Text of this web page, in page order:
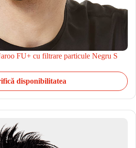
FU+ cu filtrare particule Negru S
disponibilitatea